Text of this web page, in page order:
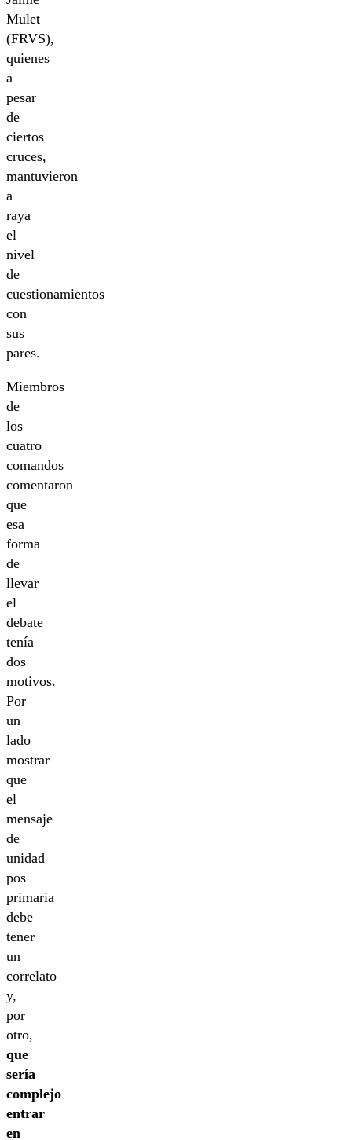
Mulet
(FRVS),
quienes
a
pesar
de
ciertos
cruces,
mantuvieron
a
raya
el
nivel
de
cuestionamientos
con
sus
pares.
Miembros
de
los
cuatro
comandos
comentaron
que
esa
forma
de
llevar
el
debate
tenía
dos
motivos.
Por
un
lado
mostrar
que
el
mensaje
de
unidad
pos
primaria
debe
tener
un
correlato
y,
por
otro,
que
sería
complejo
entrar
en